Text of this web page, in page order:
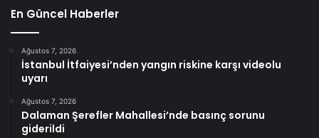
En Güncel Haberler
Ağustos 7, 2026
İstanbul İtfaiyesi’nden yangın riskine karşı videolu
uyarı
Ağustos 7, 2026
Dalaman Şerefler Mahallesi’nde basınç sorunu
giderildi